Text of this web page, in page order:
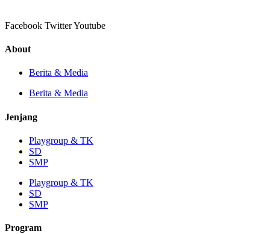
Facebook TwitterYoutube
About
Berita & Media
Berita & Media
Jenjang
Playgroup & TK
SD
SMP
Playgroup & TK
SD
SMP
Program